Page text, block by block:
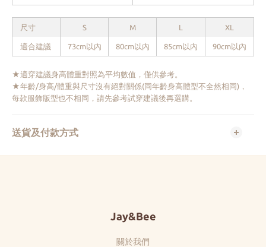
尺寸 S M L XL
適合建議 73cm以內 80cm以內 85cm以內 90cm以內
★適穿建議身高體重對照為平均數值，僅供參考。
★年齡/身高/體重與尺寸沒有絕對關係(同年齡身高體型不全然相同)，
每款服飾版型也不相同，請先參考試穿建議後再選購。
送貨及付款方式
Jay&Bee
關於我們